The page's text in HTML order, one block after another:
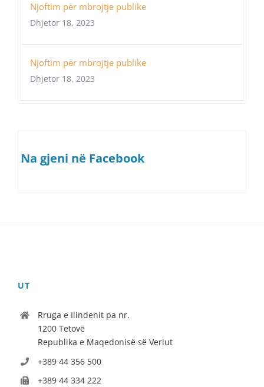
Njoftim për mbrojtje publike
Dhjetor 18, 2023
Njoftim për mbrojtje publike
Dhjetor 18, 2023
Na gjeni në Facebook
UT
Rruga e Ilindenit pa nr.
1200 Tetovë
Republika e Maqedonisë së Veriut
+389 44 356 500
+389 44 334 222